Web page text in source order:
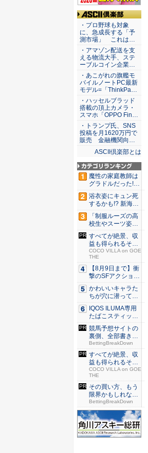
ASCII倶楽部
・プロ野球も対象
に、急成長する「予
測市場」 これは…
・アマゾン配送を支
える物流大手、ステ
ーブルコイン企業…
・あこがれの旗艦モ
バイルノートPC最新
モデル=「ThinkPa…
・ハッセルブラッド
搭載の頂上カメラ・
スマホ「OPPO Fin…
・トランプ氏、SNS
投稿を月1620万円で
販売 金融機関向…
ASCII倶楽部とは
魔性の家庭教師は
グラドルだった!?
村雨...
浴衣姿にキュン死
するかも!? 新海ま
きが...
「制服ルーズの高
校生やスーツ姿の
OLを演...
すべてが絶景、収
益も得られるその
仕組みと...
COCO VILLA on GOE
THE
【8月9日まで】衝
撃のSFアクション
『G...
かわいいキャラた
ちが穴に潜ってひ
どい目に...
IQOS ILUMA専用
たばこスティッ
ク...
競馬予想サイトの
裏側、全部書きま
した。 ...
BettingBreakDown
すべてが絶景、収
益も得られるその
仕組みと...
COCO VILLA on GOE
THE
その買い方、もう
限界かもしれな
い...
BettingBreakDown